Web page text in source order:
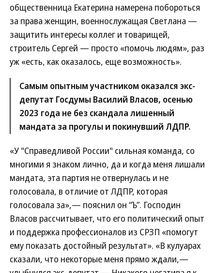
общественница Екатерина намерена побороться
за права женщин, военнослужащая Светлана —
защитить интересы коллег и товарищей,
строитель Сергей — просто «помочь людям», раз
уж «есть, как оказалось, еще возможность».
Самым опытным участником оказался экс-
депутат Госдумы Василий Власов, осенью
2023 года не без скандала лишенный
мандата за прогулы и покинувший ЛДПР.
«У "Справедливой России" сильная команда, со
многими я знаком лично, да и когда меня лишали
мандата, эта партия не отвернулась и не
голосовала, в отличие от ЛДПР, которая
голосовала за»,— пояснил он “Ъ”. Господин
Власов рассчитывает, что его политический опыт
и поддержка профессионалов из СРЗП «помогут
ему показать достойный результат». «В кулуарах
сказали, что некоторые меня прямо ждали,—